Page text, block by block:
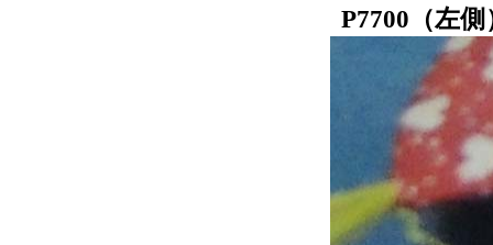
P7700（